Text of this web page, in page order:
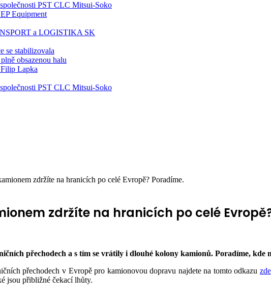
PST CLC Mitsui-Soko
Equipment
a LOGISTIKA SK
se stabilizovala
obsazenou halu
Lapka
PST CLC Mitsui-Soko
zdržíte na hranicích po celé Evropě? Poradíme.
zdržíte na hranicích po celé
přechodech a s tím se vrátily i dlouhé kolony kamionů. Poradíme, kde
přechodech v Evropě pro kamionovou dopravu najdete na tomto odkazu zde
jsou přibližné čekací lhůty.